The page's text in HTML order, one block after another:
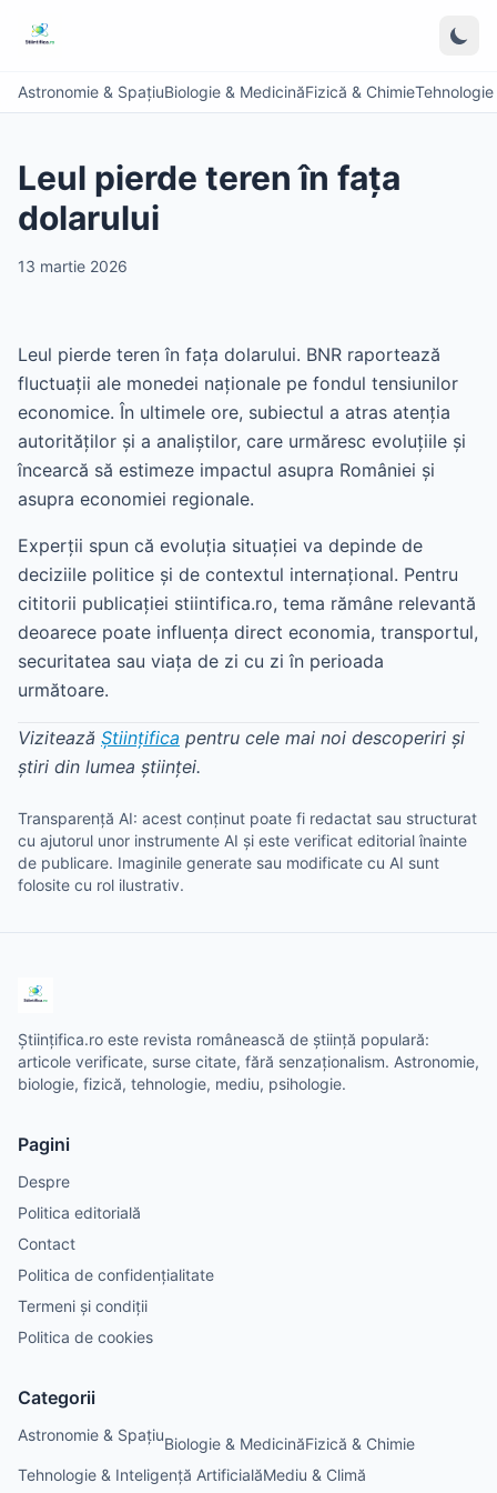
Astronomie & SpațiuBiologie & MedicinăFizică & Chimie
Leul pierde teren în fața
dolarului
13 martie 2026
Leul pierde teren în fața dolarului. BNR raportează
fluctuații ale monedei naționale pe fondul tensiunilor
economice. În ultimele ore, subiectul a atras atenția
autorităților și a analiștilor, care urmăresc evoluțiile și
încearcă să estimeze impactul asupra României și
asupra economiei regionale.
Experții spun că evoluția situației va depinde de
deciziile politice și de contextul internațional. Pentru
cititorii publicației stiintifica.ro, tema rămâne relevantă
deoarece poate influența direct economia, transportul,
securitatea sau viața de zi cu zi în perioada
următoare.
Vizitează Științifica pentru cele mai noi descoperiri și
știri din lumea științei.
Transparență AI: acest conținut poate fi redactat sau structurat
cu ajutorul unor instrumente AI și este verificat editorial înainte
de publicare. Imaginile generate sau modificate cu AI sunt
folosite cu rol ilustrativ.
Științifica.ro este revista românească de știință populară:
articole verificate, surse citate, fără senzaționalism. Astronomie,
biologie, fizică, tehnologie, mediu, psihologie.
Pagini
Despre
Politica editorială
Contact
Politica de confidențialitate
Termeni și condiții
Politica de cookies
Categorii
Astronomie & SpațiuBiologie & MedicinăFizică & Chimie
Tehnologie & Inteligență ArtificialăMediu & Climă